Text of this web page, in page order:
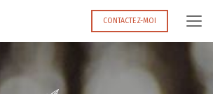
CONTACTEZ-MOI